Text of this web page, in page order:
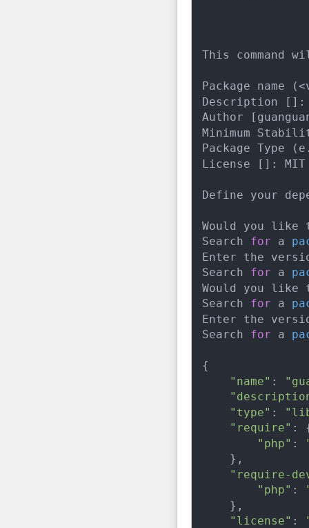
This command
Package name
Description []: 一
Author
Minimum
Package
License []: MIT
Define your
Would you like
Search for a
Enter the
Search for a
Would you like
Search for a
Enter the
Search for a
{
"name" :
"type" :
"require" :
"php" :
    },
"require-
"php" :
    },
"license" :